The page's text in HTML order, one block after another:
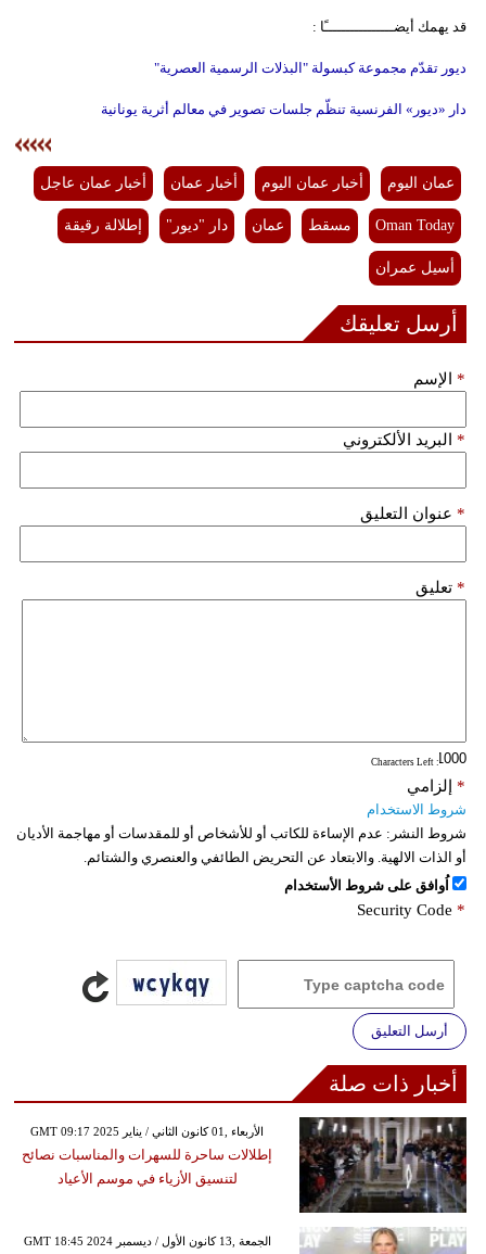
قد يهمك أيضــــــــــــــــًا :
ديور تقدّم مجموعة كبسولة "البذلات الرسمية العصرية"
دار «ديور» الفرنسية تنظّم جلسات تصوير في معالم أثرية يونانية
عمان اليوم أخبار عمان اليوم أخبار عمان أخبار عمان عاجل
Oman Today مسقط عمان دار "ديور" إطلالة رقيقة
أسيل عمران
أرسل تعليقك
الإسم *
البريد الألكتروني *
عنوان التعليق *
تعليق *
: Characters Left
إلزامي *
شروط الاستخدام
شروط النشر: عدم الإساءة للكاتب أو للأشخاص أو للمقدسات أو مهاجمة الأديان
أو الذات الالهية. والابتعاد عن التحريض الطائفي والعنصري والشتائم.
اُوافق على شروط الأستخدام
Security Code *
أرسل التعليق
أخبار ذات صلة
GMT 09:17 2025 الأربعاء ,01 كانون الثاني / يناير
إطلالات ساحرة للسهرات والمناسبات نصائح
لتنسيق الأزياء في موسم الأعياد
GMT 18:45 2024 الجمعة ,13 كانون الأول / ديسمبر